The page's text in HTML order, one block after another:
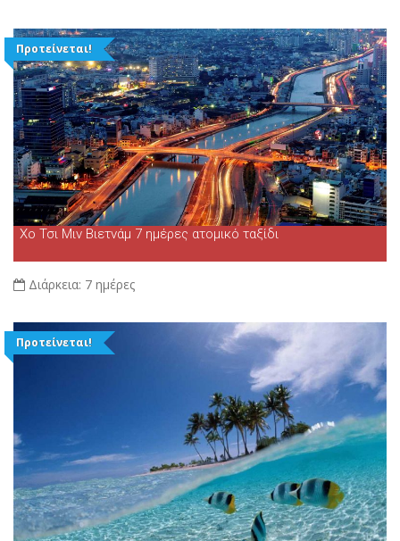
Προτείνεται!
Χο Τσι Μιν Βιετνάμ 7 ημέρες ατομικό ταξίδι
Διάρκεια: 7 ημέρες
Προτείνεται!